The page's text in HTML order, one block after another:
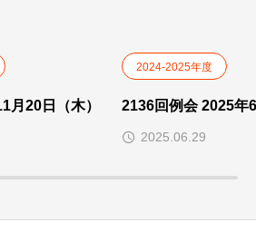
月20日（木）
2024-2025年度
2136回例会 2025年
2025.06.29